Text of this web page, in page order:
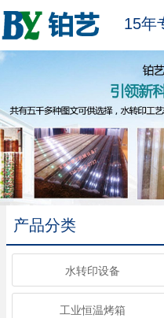
15年
产品分类
水转印设备
工业恒温烤箱